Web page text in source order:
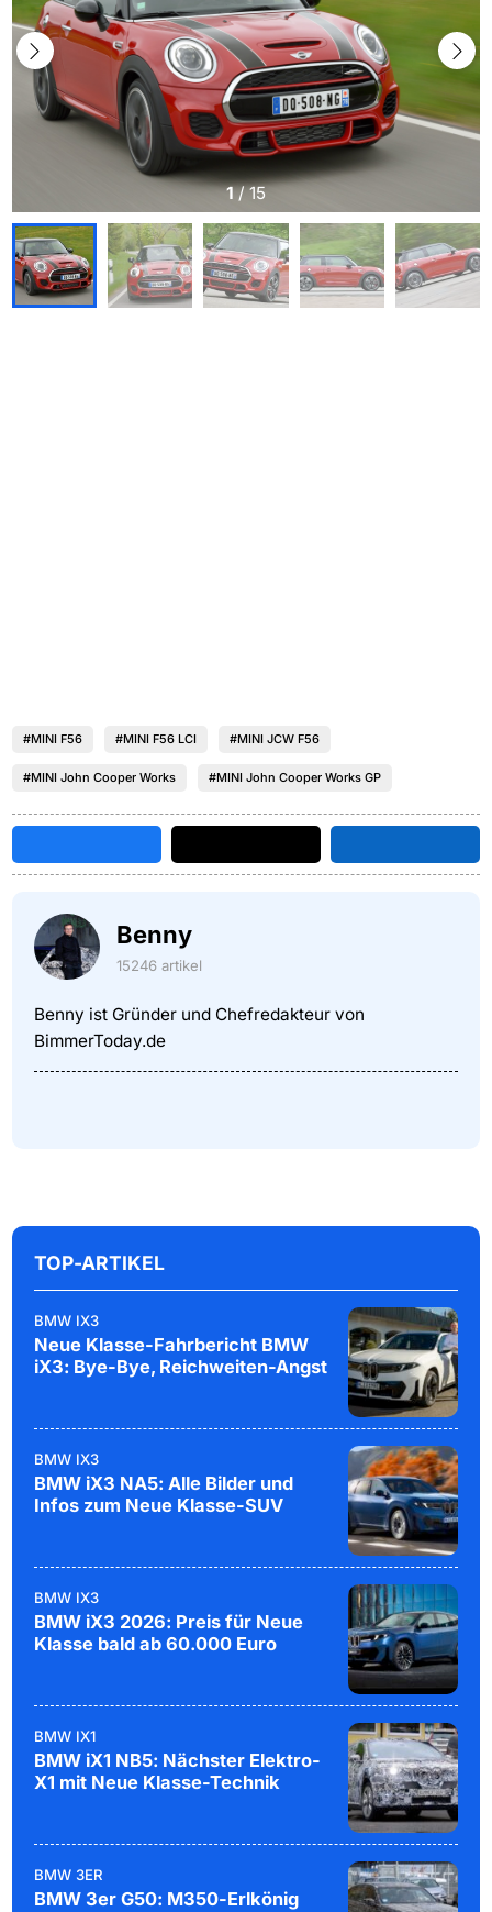
1/15
#MINI F56 #MINI F56 LCI #MINI JCW F56
#MINI John Cooper Works #MINI John Cooper Works GP
Benny
15246 artikel
Benny ist Gründer und Chefredakteur von
BimmerToday.de
TOP-ARTIKEL
BMW IX3
Neue Klasse-Fahrbericht BMW
iX3: Bye-Bye, Reichweiten-Angst
BMW IX3
BMW iX3 NA5: Alle Bilder und
Infos zum Neue Klasse-SUV
BMW IX3
BMW iX3 2026: Preis für Neue
Klasse bald ab 60.000 Euro
BMW IX1
BMW iX1 NB5: Nächster Elektro-
X1 mit Neue Klasse-Technik
BMW 3ER
BMW 3er G50: M350-Erlkönig